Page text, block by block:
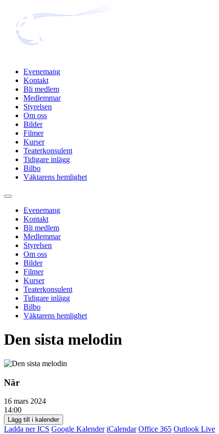
innehåll
Evenemang
Kontakt
Bli medlem
Medlemmar
Styrelsen
Om oss
Bilder
Filmer
Kurser
Teaterkonsulent
Tidigare inlägg
Bilbo
Väktarens hemlighet
Evenemang
Kontakt
Bli medlem
Medlemmar
Styrelsen
Om oss
Bilder
Filmer
Kurser
Teaterkonsulent
Tidigare inlägg
Bilbo
Väktarens hemlighet
Den sista melodin
När
16 mars 2024
14:00
Lägg till i kalender
Ladda ner ICS Google Kalender iCalendar Office 365 Outlook Live